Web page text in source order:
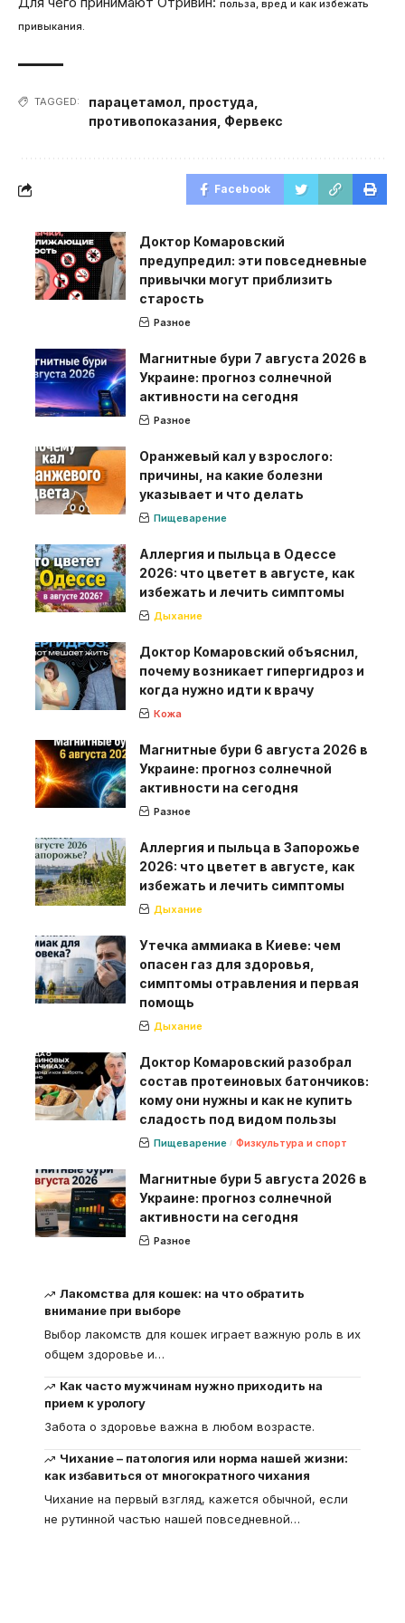
польза, вред и как избежать
привыкания.
TAGGED: парацетамол простуда
противопоказания Фервекс
Facebook
Доктор Комаровский
предупредил: эти повседневные
привычки могут приблизить
старость
Разное
Магнитные бури 7 августа 2026 в
Украине: прогноз солнечной
активности на сегодня
Разное
Оранжевый кал у взрослого:
причины, на какие болезни
указывает и что делать
Пищеварение
Аллергия и пыльца в Одессе
2026: что цветет в августе, как
избежать и лечить симптомы
Дыхание
Доктор Комаровский объяснил,
почему возникает гипергидроз и
когда нужно идти к врачу
Кожа
Магнитные бури 6 августа 2026 в
Украине: прогноз солнечной
активности на сегодня
Разное
Аллергия и пыльца в Запорожье
2026: что цветет в августе, как
избежать и лечить симптомы
Дыхание
Утечка аммиака в Киеве: чем
опасен газ для здоровья,
симптомы отравления и первая
помощь
Дыхание
Доктор Комаровский разобрал
состав протеиновых батончиков:
кому они нужны и как не купить
сладость под видом пользы
Пищеварение Физкультура и спорт
Магнитные бури 5 августа 2026 в
Украине: прогноз солнечной
активности на сегодня
Разное
Лакомства для кошек: на что обратить
внимание при выборе
Выбор лакомств для кошек играет важную роль в их
общем здоровье и…
Как часто мужчинам нужно приходить на
прием к урологу
Забота о здоровье важна в любом возрасте.
Чихание – патология или норма нашей жизни:
как избавиться от многократного чихания
Чихание на первый взгляд, кажется обычной, если
не рутинной частью нашей повседневной…